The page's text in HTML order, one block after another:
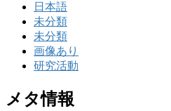
日本語
未分類
未分類
画像あり
研究活動
メタ情報